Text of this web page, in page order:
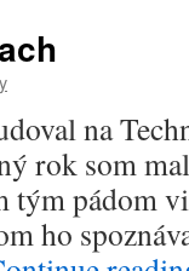
na
rok som
tým pádom
ho